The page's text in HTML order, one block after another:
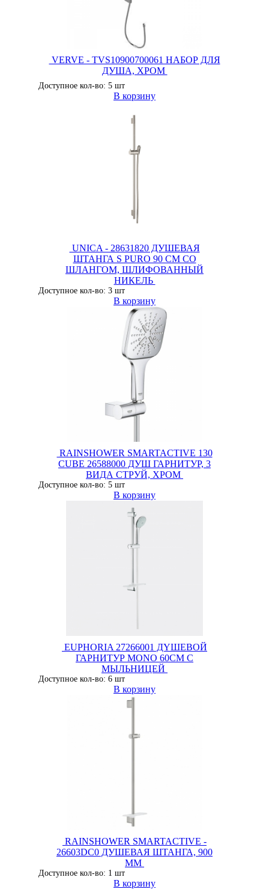
VERVE - TVS10900700061 НАБОР ДЛЯ
ДУША, ХРОМ
Доступное кол-во: 5 шт
В корзину
UNICA - 28631820 ДУШЕВАЯ
ШТАНГА S PURO 90 СМ СО
ШЛАНГОМ, ШЛИФОВАННЫЙ
НИКЕЛЬ
Доступное кол-во: 3 шт
В корзину
RAINSHOWER SMARTACTIVE 130
CUBE 26588000 ДУШ ГАРНИТУР, 3
ВИДА СТРУЙ, ХРОМ
Доступное кол-во: 5 шт
В корзину
EUPHORIA 27266001 ДYШЕВОЙ
ГАРНИТУР MONO 60CM С
МЫЛЬНИЦЕЙ
Доступное кол-во: 6 шт
В корзину
RAINSHOWER SMARTACTIVE -
26603DC0 ДУШЕВАЯ ШТАНГА, 900
ММ
Доступное кол-во: 1 шт
В корзину